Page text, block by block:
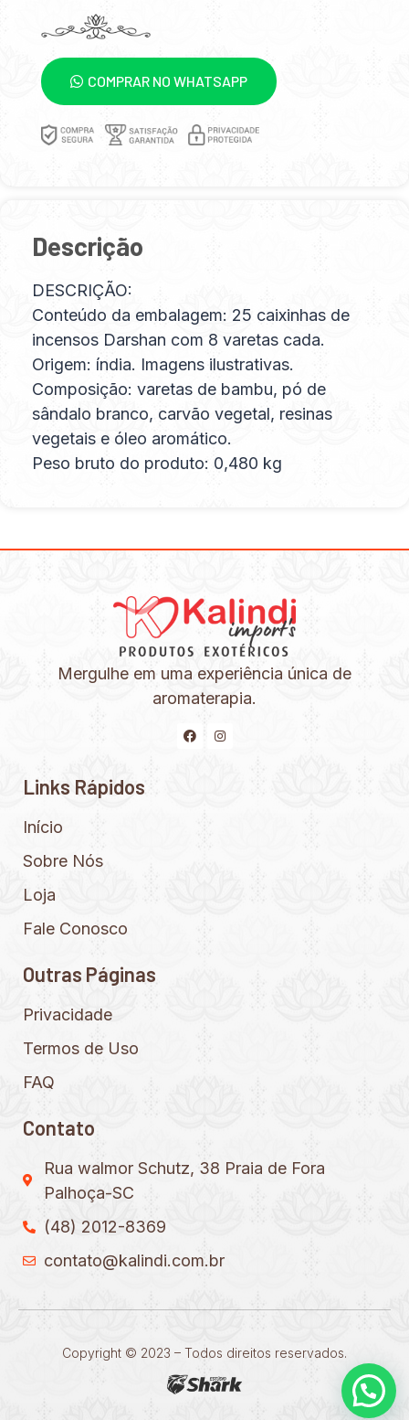
COMPRAR NO WHATSAPP
Descrição
DESCRIÇÃO:
Conteúdo da embalagem: 25 caixinhas de
incensos Darshan com 8 varetas cada.
Origem: índia. Imagens ilustrativas.
Composição: varetas de bambu, pó de
sândalo branco, carvão vegetal, resinas
vegetais e óleo aromático.
Peso bruto do produto: 0,480 kg
Mergulhe em uma experiência única de
aromaterapia.
Links Rápidos
Início
Sobre Nós
Loja
Fale Conosco
Outras Páginas
Privacidade
Termos de Uso
FAQ
Contato
Rua walmor Schutz, 38 Praia de Fora
Palhoça-SC
(48) 2012-8369
contato@kalindi.com.br
Copyright © 2023 – Todos direitos reservados.
Precisa de ajuda?